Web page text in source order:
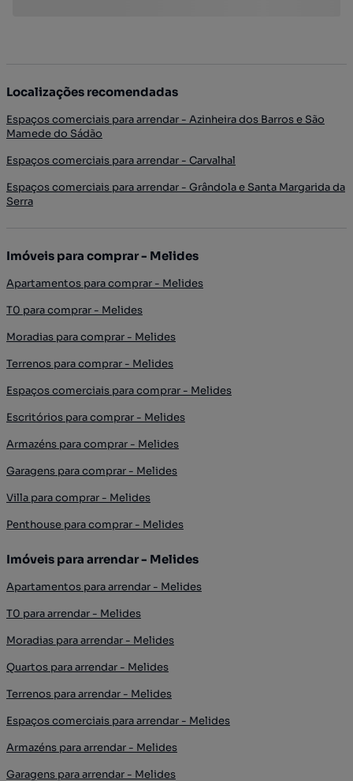
Localizações recomendadas
Espaços comerciais para arrendar - Azinheira dos Barros e São
Mamede do Sádão
Espaços comerciais para arrendar - Carvalhal
Espaços comerciais para arrendar - Grândola e Santa Margarida da
Serra
Imóveis para comprar - Melides
Apartamentos para comprar - Melides
T0 para comprar - Melides
Moradias para comprar - Melides
Terrenos para comprar - Melides
Espaços comerciais para comprar - Melides
Escritórios para comprar - Melides
Armazéns para comprar - Melides
Garagens para comprar - Melides
Villa para comprar - Melides
Penthouse para comprar - Melides
Imóveis para arrendar - Melides
Apartamentos para arrendar - Melides
T0 para arrendar - Melides
Moradias para arrendar - Melides
Quartos para arrendar - Melides
Terrenos para arrendar - Melides
Espaços comerciais para arrendar - Melides
Armazéns para arrendar - Melides
Garagens para arrendar - Melides